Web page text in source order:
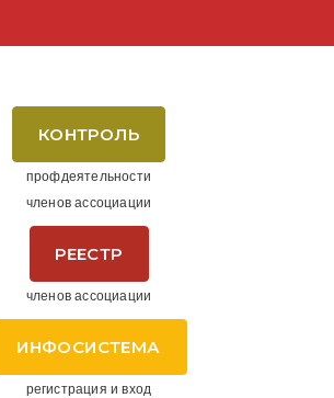
КОНТРОЛЬ
профдеятельности
членов ассоциации
РЕЕСТР
членов ассоциации
ИНФОСИСТЕМА
регистрация и вход